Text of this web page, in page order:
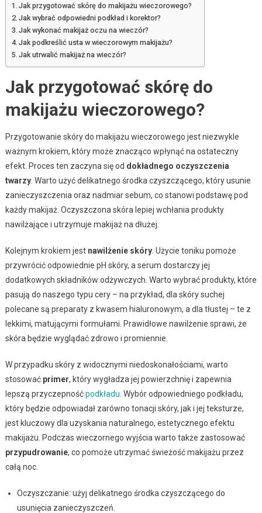
Jak przygotować skórę do makijażu wieczorowego?
Jak wybrać odpowiedni podkład i korektor?
Jak wykonać makijaż oczu na wieczór?
Jak podkreślić usta w wieczorowym makijażu?
Jak utrwalić makijaż na wieczór?
Jak przygotować skórę do
makijażu wieczorowego?
Przygotowanie skóry do makijażu wieczorowego jest niezwykle
ważnym krokiem, który może znacząco wpłynąć na ostateczny
efekt. Proces ten zaczyna się od dokładnego oczyszczenia
twarzy. Warto użyć delikatnego środka czyszczącego, który usunie
zanieczyszczenia oraz nadmiar sebum, co stanowi podstawę pod
każdy makijaż. Oczyszczona skóra lepiej wchłania produkty
nawilżające i utrzymuje makijaż na dłużej.
Kolejnym krokiem jest nawilżenie skóry. Użycie toniku pomoże
przywrócić odpowiednie pH skóry, a serum dostarczy jej
dodatkowych składników odżywczych. Warto wybrać produkty, które
pasują do naszego typu cery – na przykład, dla skóry suchej
polecane są preparaty z kwasem hialuronowym, a dla tłustej – te z
lekkimi, matującymi formułami. Prawidłowe nawilżenie sprawi, że
skóra będzie wyglądać zdrowo i promiennie.
W przypadku skóry z widocznymi niedoskonałościami, warto
stosować primer, który wygładza jej powierzchnię i zapewnia
lepszą przyczepnośćpodkładu . Wybór odpowiedniego podkładu,
który będzie odpowiadał zarówno tonacji skóry, jak i jej teksturze,
jest kluczowy dla uzyskania naturalnego, estetycznego efektu
makijażu. Podczas wieczornego wyjścia warto także zastosować
przypudrowanie, co pomoże utrzymać świeżość makijażu przez
całą noc.
Oczyszczanie: użyj delikatnego środka czyszczącego do
usunięcia zanieczyszczeń.